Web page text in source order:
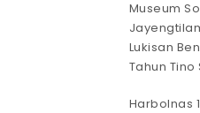
Museum
Lukisan
Tahun Tino
Harbolnas